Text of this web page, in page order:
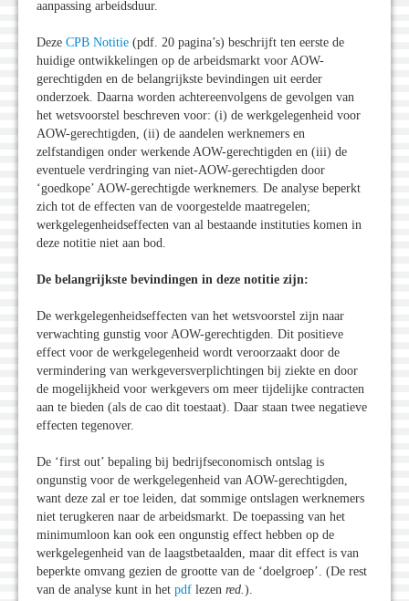
aanpassing arbeidsduur.
Deze CPB Notitie (pdf. 20 pagina’s) beschrijft ten eerste de
huidige ontwikkelingen op de arbeidsmarkt voor AOW-
gerechtigden en de belangrijkste bevindingen uit eerder
onderzoek. Daarna worden achtereenvolgens de gevolgen van
het wetsvoorstel beschreven voor: (i) de werkgelegenheid voor
AOW-gerechtigden, (ii) de aandelen werknemers en
zelfstandigen onder werkende AOW-gerechtigden en (iii) de
eventuele verdringing van niet-AOW-gerechtigden door
‘goedkope’ AOW-gerechtigde werknemers. De analyse beperkt
zich tot de effecten van de voorgestelde maatregelen;
werkgelegenheidseffecten van al bestaande instituties komen in
deze notitie niet aan bod.
De belangrijkste bevindingen in deze notitie zijn:
De werkgelegenheidseffecten van het wetsvoorstel zijn naar
verwachting gunstig voor AOW-gerechtigden. Dit positieve
effect voor de werkgelegenheid wordt veroorzaakt door de
vermindering van werkgeversverplichtingen bij ziekte en door
de mogelijkheid voor werkgevers om meer tijdelijke contracten
aan te bieden (als de cao dit toestaat). Daar staan twee negatieve
effecten tegenover.
De ‘first out’ bepaling bij bedrijfseconomisch ontslag is
ongunstig voor de werkgelegenheid van AOW-gerechtigden,
want deze zal er toe leiden, dat sommige ontslagen werknemers
niet terugkeren naar de arbeidsmarkt. De toepassing van het
minimumloon kan ook een ongunstig effect hebben op de
werkgelegenheid van de laagstbetaalden, maar dit effect is van
beperkte omvang gezien de grootte van de ‘doelgroep’. (De rest
van de analyse kunt in het pdf lezen red.).